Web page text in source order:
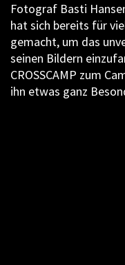
Fotograf Basti
hat sich bereits für
gemacht, um das
seinen Bildern
CROSSCAMP zum
ihn etwas ganz